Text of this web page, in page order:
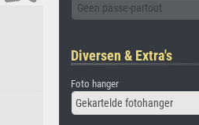
Geen passe-partout
Diversen & Extra's
Foto hanger
Gekartelde fotohanger